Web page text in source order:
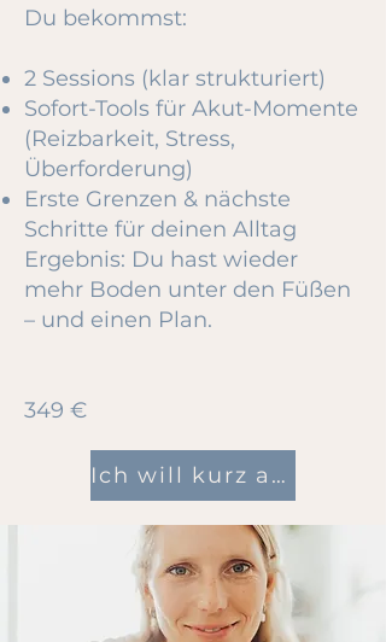
Du bekommst:
2 Sessions (klar strukturiert)
Sofort-Tools für Akut-Momente
(Reizbarkeit, Stress,
Überforderung)
Erste Grenzen & nächste
Schritte für deinen Alltag
Ergebnis: Du hast wieder
mehr Boden unter den Füßen
– und einen Plan.
349 €
Ich will kurz auftauchen